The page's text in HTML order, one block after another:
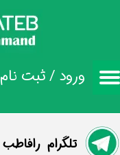
ورود /ثبت نام
حساب کاربری من
خروج از حساب کاربری
​ تلگرام رافاطب